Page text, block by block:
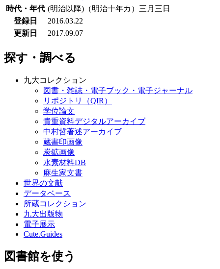
時代・年代 (明治以降)（明治十年カ）三月三日
登録日
2016.03.22
更新日
2017.09.07
探す・調べる
九大コレクション
図書・雑誌・電子ブック・電子ジャーナル
リポジトリ（QIR）
学位論文
貴重資料デジタルアーカイブ
中村哲著述アーカイブ
蔵書印画像
炭鉱画像
水素材料DB
麻生家文書
世界の文献
データベース
所蔵コレクション
九大出版物
電子展示
Cute.Guides
図書館を使う